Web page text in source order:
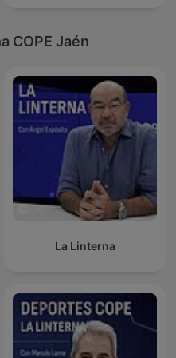
COPE Jaén
La Linterna